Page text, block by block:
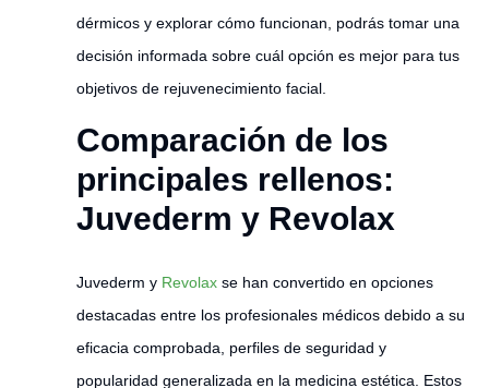
dérmicos y explorar cómo funcionan, podrás tomar una
decisión informada sobre cuál opción es mejor para tus
objetivos de rejuvenecimiento facial.
Comparación de los
principales rellenos:
Juvederm y Revolax
Juvederm y Revolax se han convertido en opciones
destacadas entre los profesionales médicos debido a su
eficacia comprobada, perfiles de seguridad y
popularidad generalizada en la medicina estética. Estos